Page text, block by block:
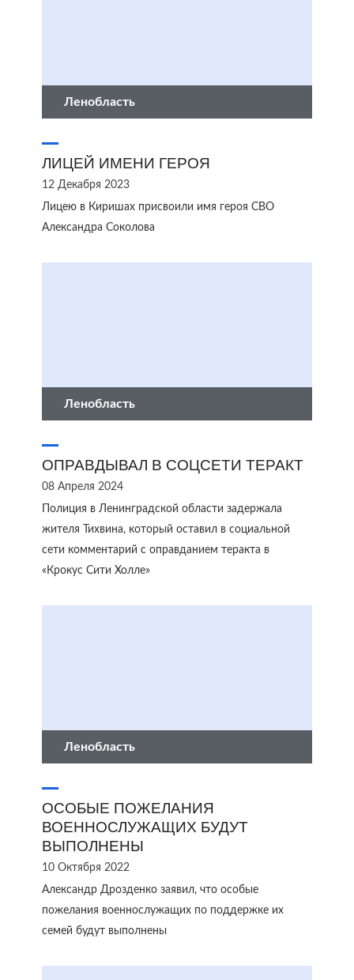
Ленобласть
ЛИЦЕЙ ИМЕНИ ГЕРОЯ
12 Декабря 2023
Лицею в Киришах присвоили имя героя СВО
Александра Соколова
Ленобласть
ОПРАВДЫВАЛ В СОЦСЕТИ ТЕРАКТ
08 Апреля 2024
Полиция в Ленинградской области задержала
жителя Тихвина, который оставил в социальной
сети комментарий с оправданием теракта в
«Крокус Сити Холле»
Ленобласть
ОСОБЫЕ ПОЖЕЛАНИЯ
ВОЕННОСЛУЖАЩИХ БУДУТ
ВЫПОЛНЕНЫ
10 Октября 2022
Александр Дрозденко заявил, что особые
пожелания военнослужащих по поддержке их
семей будут выполнены